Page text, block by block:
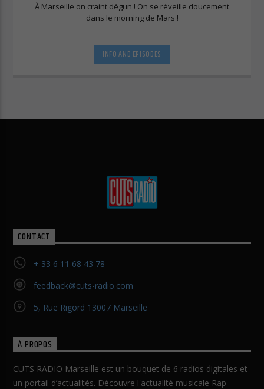
À Marseille on craint dégun ! On se réveille doucement
dans le morning de Mars !
INFO AND EPISODES
CONTACT
+ 33 6 11 68 43 78
feedback@cuts-radio.com
5, Rue Rigord 13007 Marseille
À PROPOS
CUTS RADIO Marseille est un bouquet de 6 radios digitales et
un portail d’actualités. Découvre l'actualité musicale Rap